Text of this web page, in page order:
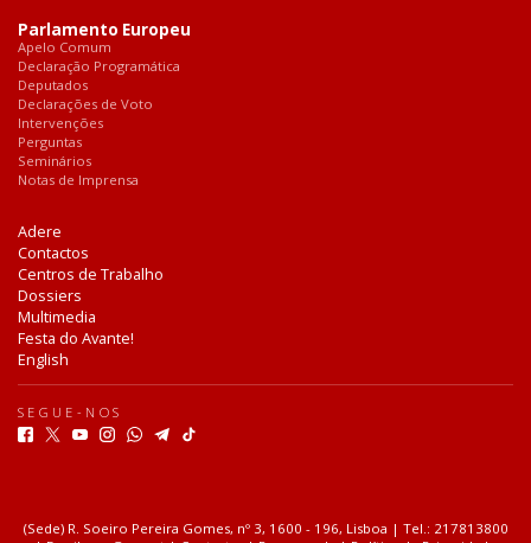
Parlamento Europeu
Apelo Comum
Declaração Programática
Deputados
Declarações de Voto
Intervenções
Perguntas
Seminários
Notas de Imprensa
Adere
Contactos
Centros de Trabalho
Dossiers
Multimedia
Festa do Avante!
English
SEGUE-NOS
F
b
T
t u
I
a
W
s
T
g
T
o
(Sede) R. Soeiro Pereira Gomes, nº 3, 1600 - 196, Lisboa | Tel.: 217813800